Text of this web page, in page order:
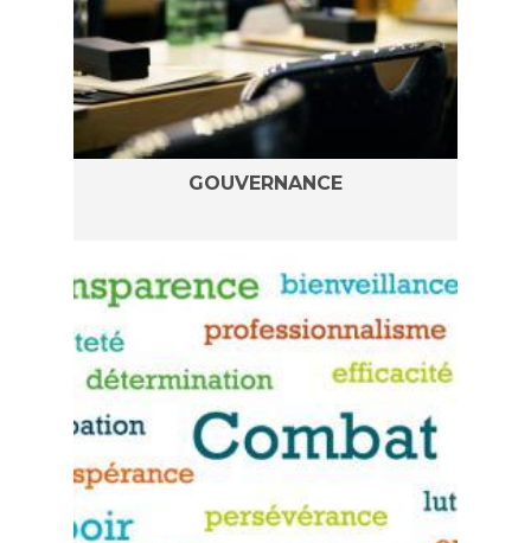
GOUVERNANCE